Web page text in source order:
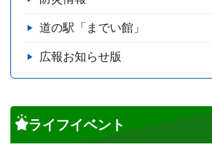
道の駅「までい館」
広報お知らせ版
ライフイベント